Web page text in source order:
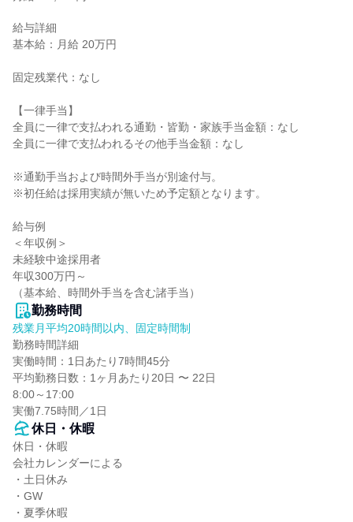
給与詳細
基本給：月給 20万円
固定残業代：なし
【一律手当】
全員に一律で支払われる通勤・皆勤・家族手当金額：なし
全員に一律で支払われるその他手当金額：なし
※通勤手当および時間外手当が別途付与。
※初任給は採用実績が無いため予定額となります。
給与例
＜年収例＞
未経験中途採用者
年収300万円～
（基本給、時間外手当を含む諸手当）
勤務時間
残業月平均20時間以内、固定時間制
勤務時間詳細
実働時間：1日あたり7時間45分
平均勤務日数：1ヶ月あたり20日 〜 22日
8:00～17:00
実働7.75時間／1日
休日・休暇
休日・休暇
会社カレンダーによる
・土日休み
・GW
・夏季休暇